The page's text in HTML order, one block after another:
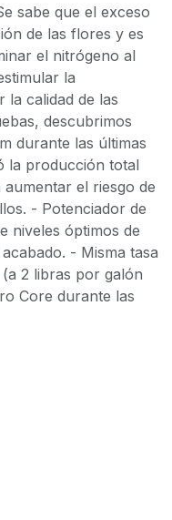
sabe que el exceso
de las flores y es
el nitrógeno al
la
la calidad de las
descubrimos
durante las últimas
la producción total
el riesgo de
- Potenciador de
niveles óptimos de
- Misma tasa
2 libras por galón
Core durante las